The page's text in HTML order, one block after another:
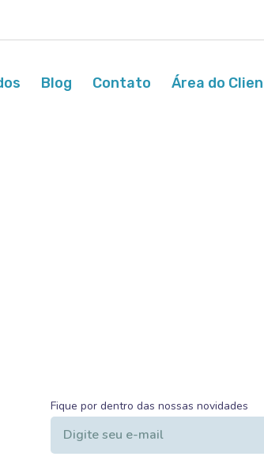
Blog Contato Área do
Fique por dentro das nossas novidades